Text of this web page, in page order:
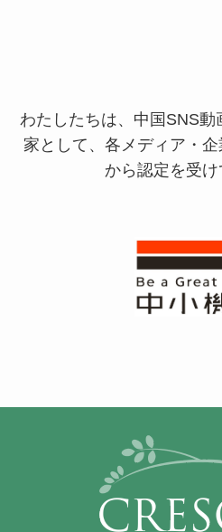
わたしたちは、中国SNS動
家として、 各メディア・
から認定を受け